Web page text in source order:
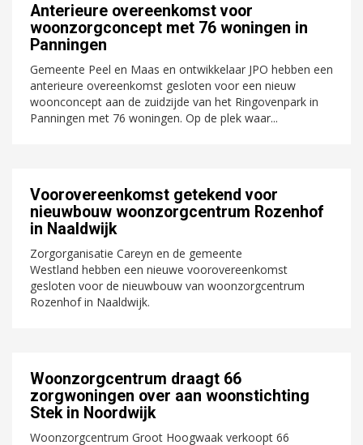
Anterieure overeenkomst voor
woonzorgconcept met 76 woningen in
Panningen
Gemeente Peel en Maas en ontwikkelaar JPO hebben een
anterieure overeenkomst gesloten voor een nieuw
woonconcept aan de zuidzijde van het Ringovenpark in
Panningen met 76 woningen. Op de plek waar...
Voorovereenkomst getekend voor
nieuwbouw woonzorgcentrum Rozenhof
in Naaldwijk
Zorgorganisatie Careyn en de gemeente
Westland hebben een nieuwe voorovereenkomst
gesloten voor de nieuwbouw van woonzorgcentrum
Rozenhof in Naaldwijk.
Woonzorgcentrum draagt 66
zorgwoningen over aan woonstichting
Stek in Noordwijk
Woonzorgcentrum Groot Hoogwaak verkoopt 66